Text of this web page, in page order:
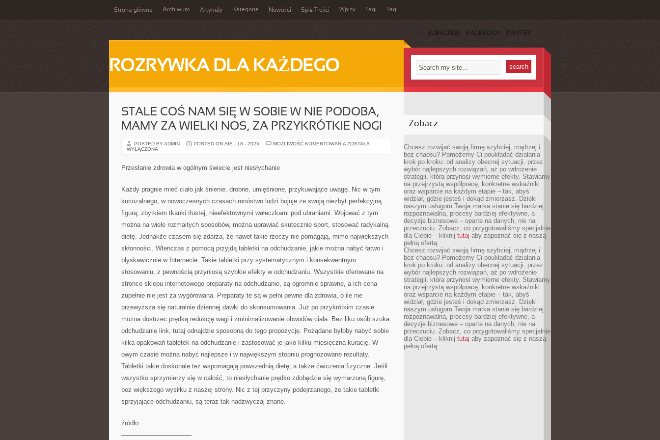
Strona główna Archiwum Artykuły Kategorie Nowości Spis Treści Wpisy Tagi Tagi
SUBSCRIBE FACEBOOK TWITTER
ROZRYWKA DLA KAŻDEGO
STALE COŚ NAM SIĘ W SOBIE W NIE PODOBA,
MAMY ZA WIELKI NOS, ZA PRZYKRÓTKIE NOGI
POSTED BY ADMIN POSTED ON SIE - 18 - 2025 MOŻLIWOŚĆ KOMENTOWANIA STALE
PODOBA,
MAMY
WIELKI
ZA
NOGI
ZOSTAŁA
WYŁĄCZONA
Przesłanie zdrowia w ogólnym świecie jest niesłychanie
Każdy pragnie mieć ciało jak śnienie, drobne, umięśnione, przykuwające uwagę. Nic w tym
kuriozalnego, w nowoczesnych czasach mnóstwo ludzi bojuje ze swoją niezbyt perfekcyjną
figurą, zbytkiem tkanki tłustej, nieefektownymi wałeczkami pod ubraniami. Wojować z tym
można na wiele rozmaitych sposobów, można uprawiać skutecznie sport, stosować radykalną
dietę. Jednakże czasem się zdarza, że nawet takie rzeczy nie pomagają, mimo największych
skłonności. Wtenczas z pomocą przyjdą tabletki na odchudzanie, jakie można nabyć łatwo i
błyskawicznie w Internecie. Takie tabletki przy systematycznym i konsekwentnym
stosowaniu, z pewnością przyniosą szybkie efekty w odchudzaniu. Wszystkie oferowane na
stronce sklepu internetowego preparaty na odchudzanie, są ogromnie sprawne, a ich cena
zupełnie nie jest za wygórowana. Preparaty te są w pełni pewne dla zdrowia, o ile nie
przewyższa się naturalnie dziennej dawki do skonsumowania. Już po przykrótkim czasie
można dostrzec prędką redukcję wagi i zminimalizowanie obwodów ciała. Bez liku osób szuka
odchudzanie link, tutaj odnajdzie sposobną do tego propozycję. Pożądane byłoby nabyć sobie
kilka opakowań tabletek na odchudzanie i zastosować je jako kilku miesięczną kurację. W
owym czasie można nabyć najlepsze i w największym stopniu prognozowane rezultaty.
Tabletki takie doskonale też wspomagają powszednią dietę, a także ćwiczenia fizyczne. Jeśli
wszystko sprzymierzy się w całość, to niesłychanie prędko zdobędzie się wymarzoną figurę,
bez większego wysiłku z naszej strony. Nic z tej przyczyny podejrzanego, że takie tabletki
sprzyjające odchudzaniu, są teraz tak nadzwyczaj znane.
źródło:
———————————
Zobacz:
Chcesz rozwijać swoją firmę szybciej, mądrzej i
bez chaosu? Pomożemy Ci poukładać działania
krok po kroku: od analizy obecnej sytuacji, przez
wybór najlepszych rozwiązań, aż po wdrożenie
strategii, która przynosi wymierne efekty. Stawiamy
na przejrzystą współpracę, konkretne wskaźniki
oraz wsparcie na każdym etapie – tak, abyś
widział, gdzie jesteś i dokąd zmierzasz. Dzięki
naszym usługom Twoja marka stanie się bardziej
rozpoznawalna, procesy bardziej efektywne, a
decyzje biznesowe – oparte na danych, nie na
przeczuciu. Zobacz, co przygotowaliśmy specjalnie
dla Ciebie – kliknij tutaj aby zapoznać się z naszą
pełną ofertą.
Chcesz rozwijać swoją firmę szybciej, mądrzej i
bez chaosu? Pomożemy Ci poukładać działania
krok po kroku: od analizy obecnej sytuacji, przez
wybór najlepszych rozwiązań, aż po wdrożenie
strategii, która przynosi wymierne efekty. Stawiamy
na przejrzystą współpracę, konkretne wskaźniki
oraz wsparcie na każdym etapie – tak, abyś
widział, gdzie jesteś i dokąd zmierzasz. Dzięki
naszym usługom Twoja marka stanie się bardziej
rozpoznawalna, procesy bardziej efektywne, a
decyzje biznesowe – oparte na danych, nie na
przeczuciu. Zobacz, co przygotowaliśmy specjalnie
dla Ciebie – kliknij tutaj aby zapoznać się z naszą
pełną ofertą.